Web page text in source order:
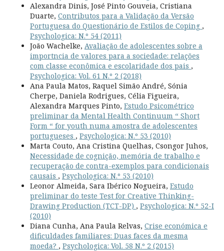
Alexandra Dinis, José Pinto Gouveia, Cristiana
Duarte, Contributos para a Validação da Versão
Portuguesa do Questionário de Estilos de Coping ,
Psychologica: N.º 54 (2011)
João Wachelke, Avaliação de adolescentes sobre a
importncia de valores para a sociedade: relações
com classe econômica e escolaridade dos pais ,
Psychologica: Vol. 61 N.º 2 (2018)
Ana Paula Matos, Raquel Simão André, Sónia
Cherpe, Daniela Rodrigues, Célia Figueira,
Alexandra Marques Pinto, Estudo Psicométrico
preliminar da Mental Health Continuum “ Short
Form “ for youth numa amostra de adolescentes
portugueses , Psychologica: N.º 53 (2010)
Marta Couto, Ana Cristina Quelhas, Csongor Juhos,
Necessidade de cognição, memória de trabalho e
recuperação de contra-exemplos para condicionais
causais , Psychologica: N.º 53 (2010)
Leonor Almeida, Sara Ibérico Nogueira, Estudo
preliminar do teste Test for Creative Thinking-
Drawing Production (TCT-DP) , Psychologica: N.º 52-I
(2010)
Diana Cunha, Ana Paula Relvas, Crise económica e
dificuldades familiares: Duas faces da mesma
moeda? , Psychologica: Vol. 58 N.º 2 (2015)